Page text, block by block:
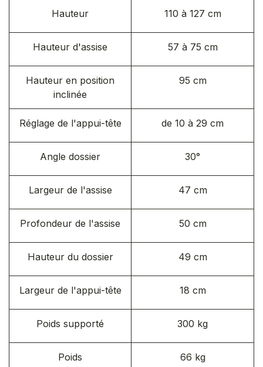
Hauteur 110 à 127 cm
Hauteur d'assise 57 à 75 cm ​
Hauteur en position
inclinée
95 cm
Réglage de l'appui-tête de 10 à 29 cm
Angle dossier 30°
Largeur de l'assise 47 cm
Profondeur de l'assise 50 cm
Hauteur du dossier 49 cm
Largeur de l'appui-tête 18 cm
Poids supporté 300 kg
Poids 66 kg